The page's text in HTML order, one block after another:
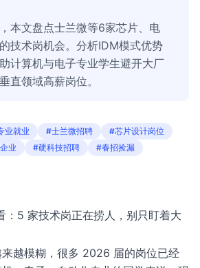
本文盘点士兰微等6家芯片、电
技术岗机会。分析IDM模式优势
计算机与电子专业学生避开大厂
直领域高薪岗位。
业就业 #士兰微招聘
#芯片设计岗位
业 #硬科技招聘
#春招捡漏
：5 家技术岗正在捞人，别只盯着大
越模糊，很多 2026 届的岗位已经